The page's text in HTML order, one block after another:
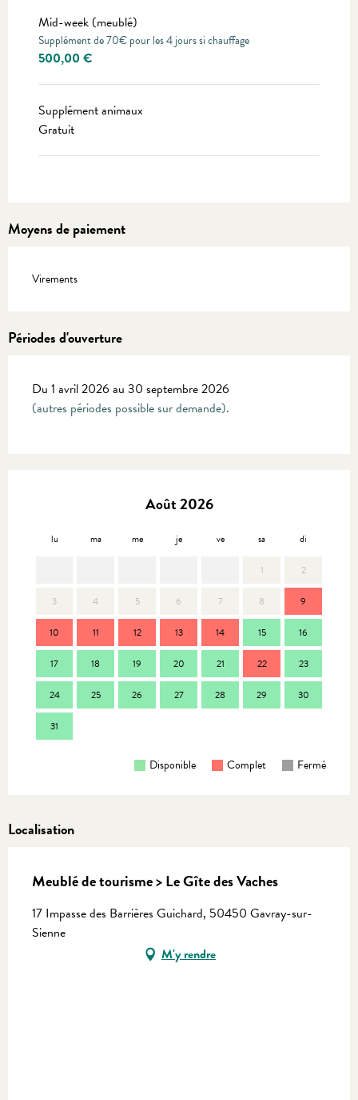
Mid-week (meublé)
Supplément de 70€ pour les 4 jours si chauffage
500,00 €
Supplément animaux
Gratuit
Moyens de paiement
Virements
Périodes d'ouverture
Du 1 avril 2026 au 30 septembre 2026
(autres périodes possible sur demande).
Août 2026
lu ma me je ve sa di
1 2
3 4 5 6 7 8 9
10 11 12 13 14 15 16
17 18 19 20 21 22 23
24 25 26 27 28 29 30
31
Disponible Complet Fermé
Localisation
Meublé de tourisme > Le Gîte des Vaches
17 Impasse des Barrières Guichard, 50450 Gavray-sur-
Sienne
M'y rendre